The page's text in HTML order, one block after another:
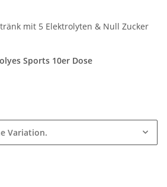
mit 5 Elektrolyten & Null Zucker
Sports 10er Dose
Variation.